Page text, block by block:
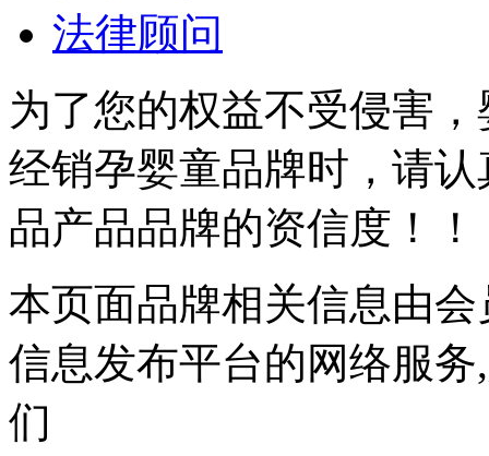
法律顾问
为了您的权益不受侵害
经销孕婴童品牌时，请
品产品品牌的资信度！！
本页面品牌相关信息由
信息发布平台的网络服
们